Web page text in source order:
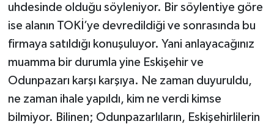
uhdesinde olduğu söyleniyor. Bir söylentiye göre
ise alanın TOKİ’ye devredildiği ve sonrasında bu
firmaya satıldığı konuşuluyor. Yani anlayacağınız
muamma bir durumla yine Eskişehir ve
Odunpazarı karşı karşıya. Ne zaman duyuruldu,
ne zaman ihale yapıldı, kim ne verdi kimse
bilmiyor. Bilinen; Odunpazarlıların, Eskişehirlilerin